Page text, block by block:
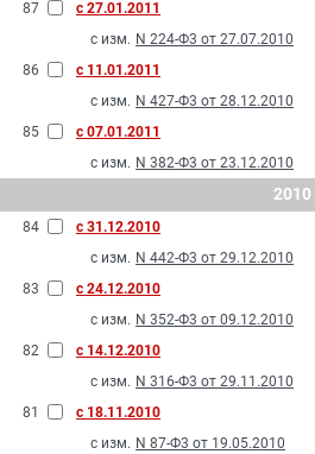
87
с 27.01.2011
с изм. N 224-Ф3 от 27.07.2010
86
с 11.01.2011
с изм. N 427-Ф3 от 28.12.2010
85
с 07.01.2011
с изм. N 382-Ф3 от 23.12.2010
2010
84
с 31.12.2010
с изм. N 442-Ф3 от 29.12.2010
83
с 24.12.2010
с изм. N 352-Ф3 от 09.12.2010
82
с 14.12.2010
с изм. N 316-Ф3 от 29.11.2010
81
с 18.11.2010
с изм. N 87-Ф3 от 19.05.2010